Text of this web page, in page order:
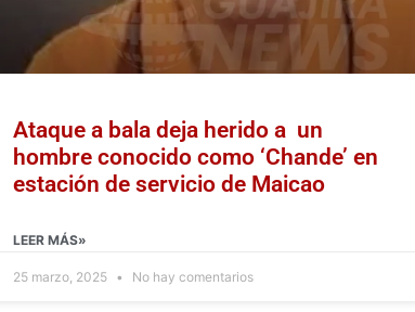
Ataque a bala deja herido a un
hombre conocido como ‘Chande’ en
estación de servicio de Maicao
LEER MÁS»
25 marzo, 2025 No hay comentarios